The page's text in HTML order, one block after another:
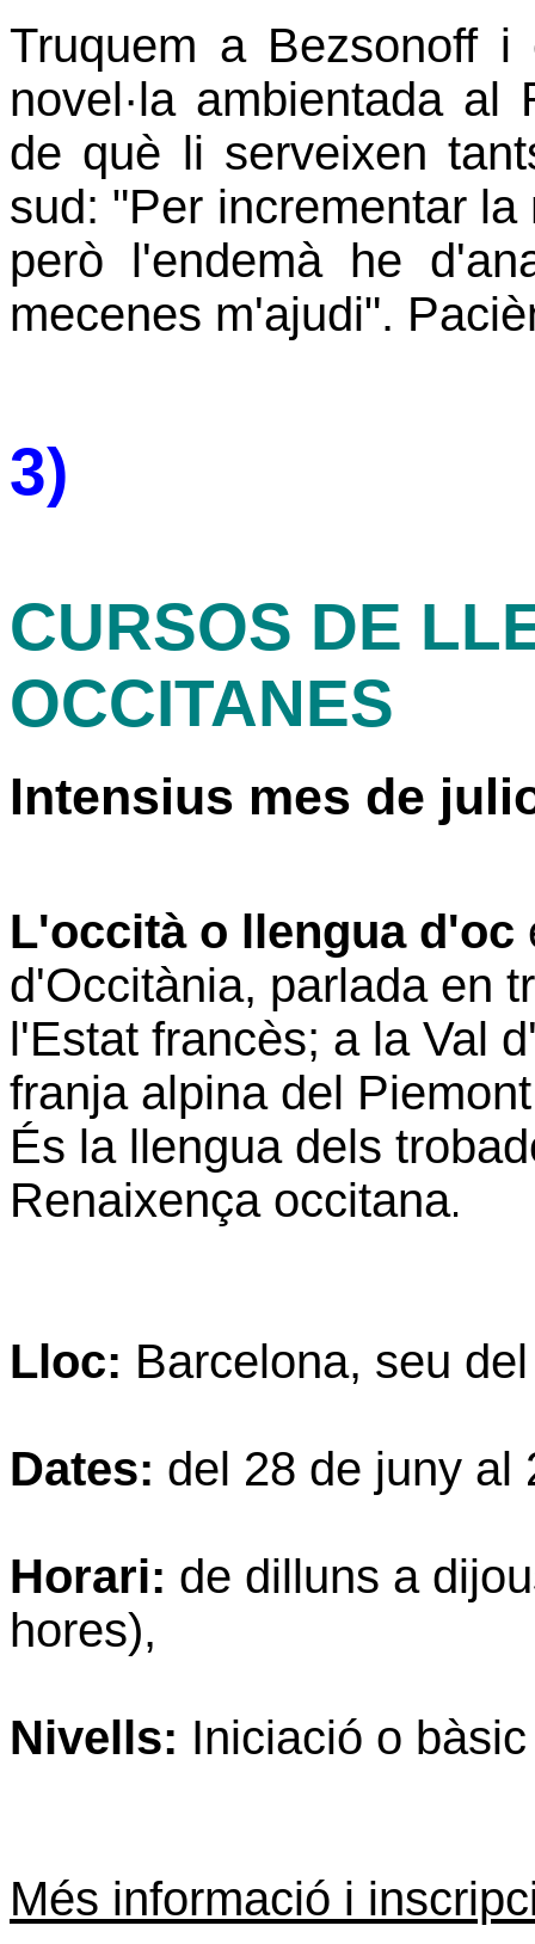
Truquem a Bezsonoff
novel·la ambientada
de què li serveixen
sud: "Per incrementar
però l'endemà he
mecenes m'ajudi".
3)
CURSOS DE
OCCITANES
Intensius mes de
L'occità o llengua d'oc
d'Occitània, parlada en
l'Estat francès; a la Val
franja alpina del
És la llengua dels
Renaixença occitana.
Lloc: Barcelona, seu
Dates: del 28 de juny al
Horari: de dilluns a
hores),
Nivells: Iniciació o
Més informació i